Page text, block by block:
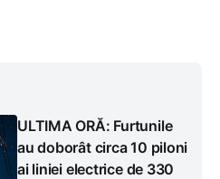
ULTIMA ORĂ: Furtunile
au doborât circa 10 piloni
ai liniei electrice de 330